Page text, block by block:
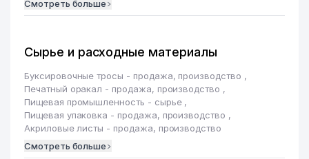
Смотреть больше
Сырье и расходные материалы
Буксировочные тросы - продажа, производство ,
Печатный оракал - продажа, производство ,
Пищевая промышленность - сырье ,
Пищевая упаковка - продажа, производство ,
Акриловые листы - продажа, производство
Смотреть больше